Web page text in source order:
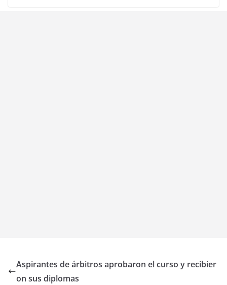
Aspirantes de árbitros aprobaron el curso y recibier
on sus diplomas